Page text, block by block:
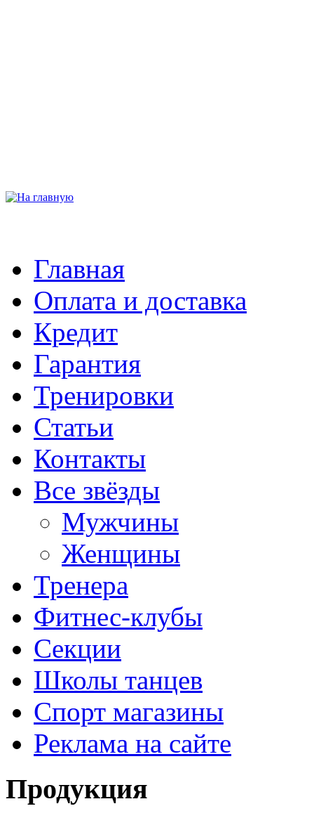
Главная
Оплата и доставка
Кредит
Гарантия
Тренировки
Статьи
Контакты
Все звёзды
Мужчины
Женщины
Тренера
Фитнес-клубы
Секции
Школы танцев
Спорт магазины
Реклама на сайте
Продукция